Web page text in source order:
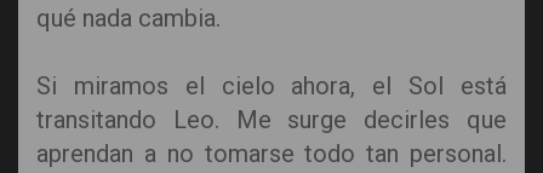
qué nada cambia.
Si miramos el cielo ahora, el Sol está
transitando Leo. Me surge decirles que
aprendan a no tomarse todo tan personal.